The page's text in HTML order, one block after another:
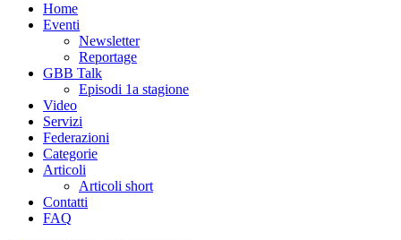
Home
Eventi
Newsletter
Reportage
GBB Talk
Episodi 1a stagione
Video
Servizi
Federazioni
Categorie
Articoli
Articoli short
Contatti
FAQ